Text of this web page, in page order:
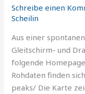
Schreibe einen
Scheilin
Aus einer
Gleitschirm- und
folgende
Rohdaten finden
peaks/ Die Karte